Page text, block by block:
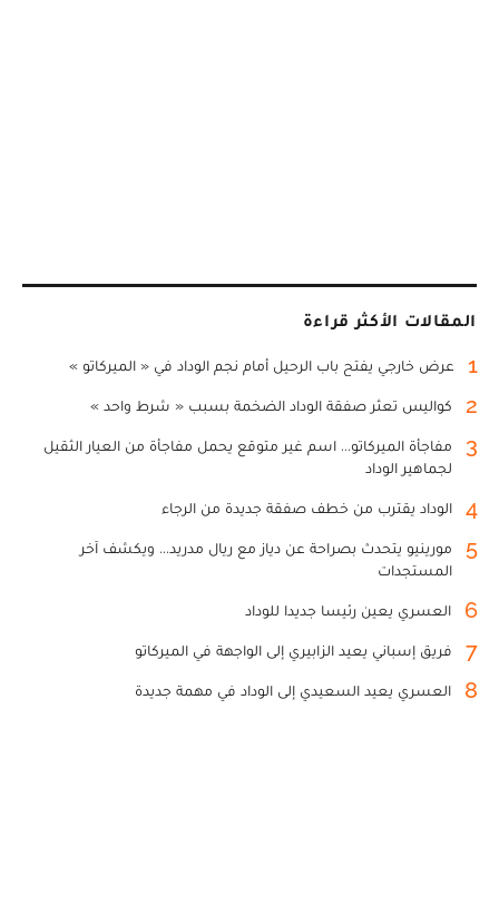
المقالات الأكثر قراءة
1 عرض خارجي يفتح باب الرحيل أمام نجم الوداد في « الميركاتو »
2 كواليس تعثر صفقة الوداد الضخمة بسبب « شرط واحد »
3
مفاجأة الميركاتو... اسم غير متوقع يحمل مفاجأة من العيار الثقيل
لجماهير الوداد
4 الوداد يقترب من خطف صفقة جديدة من الرجاء
5
مورينيو يتحدث بصراحة عن دياز مع ريال مدريد... ويكشف آخر
المستجدات
6 العسري يعين رئيسا جديدا للوداد
7 فريق إسباني يعيد الزابيري إلى الواجهة في الميركاتو
8 العسري يعيد السعيدي إلى الوداد في مهمة جديدة